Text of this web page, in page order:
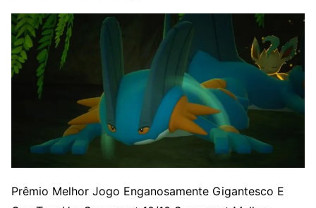
Prêmio Melhor Jogo Enganosamente Gigantesco E